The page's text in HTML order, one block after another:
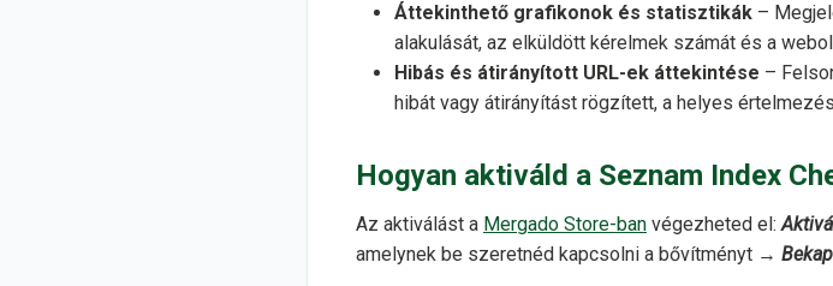
Áttekinthető grafikonok és statisztikák –
alakulását, az elküldött kérelmek számát és a
Hibás és átirányított URL-ek áttekintése –
hibát vagy átirányítást rögzített, a helyes
Hogyan aktiváld a Seznam Index
Az aktiválást a Mergado Store-ban végezheted el:
amelynek be szeretnéd kapcsolni a bővítményt →